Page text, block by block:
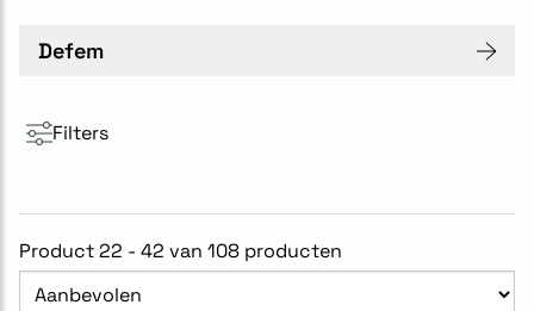
Defem
Filters
Product 22 - 42 van 108 producten